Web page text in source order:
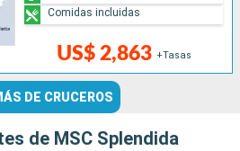
US$ 2,863 +Tasas
Comidas incluidas
DE CRUCEROS
de MSC Splendida